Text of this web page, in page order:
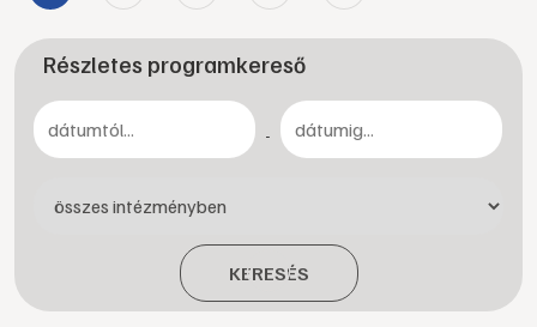
Részletes programkereső
-
KERESÉS